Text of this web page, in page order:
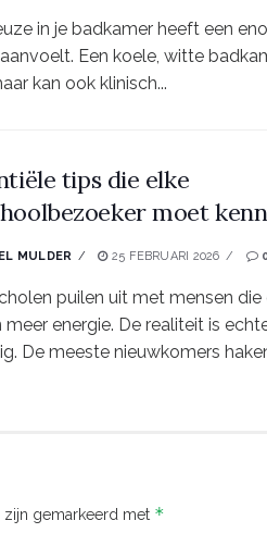
in je badkamer heeft een
Een koele, witte
kan ook klinisch...
tips die elke
moet
MULDER 25 FEBRUARI 2026
puilen uit met mensen die
meer energie. De realiteit is
De meeste nieuwkomers
zijn gemarkeerd met *